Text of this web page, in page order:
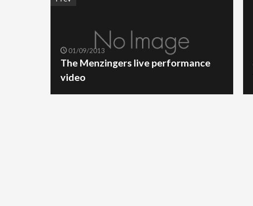
01/09/2013
The Menzingers live performance
video